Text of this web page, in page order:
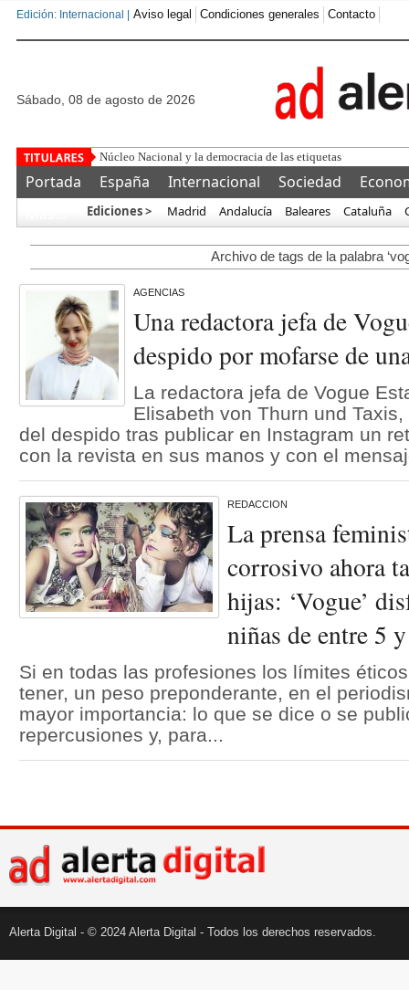
Edición: Internacional | Aviso legal Condiciones generales Contacto
sábado, 08 de agosto de 2026
Núcleo Nacional y la democracia de las etiquetas
Portada España Internacional Sociedad
Ediciones > Madrid Andalucía Baleares Cataluña
Archivo de tags de la palabra
AGENCIAS
Una redactora jefa de
despido por mofarse de
La redactora jefa de Vogue
Elisabeth von Thurn und
del despido tras publicar en Instagram un
con la revista en sus manos y con el
REDACCION
La prensa
corrosivo ahora
hijas: ‘Vogue’
niñas de entre 5
Si en todas las profesiones los límites
tener, un peso preponderante, en el
mayor importancia: lo que se dice o se
repercusiones y, para...
Alerta Digital - © 2024 Alerta Digital - Todos los derechos reservados.